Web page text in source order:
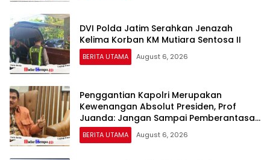
DVI Polda Jatim Serahkan Jenazah
Kelima Korban KM Mutiara Sentosa II
BERITA UTAMA August 6, 2026
Penggantian Kapolri Merupakan
Kewenangan Absolut Presiden, Prof
Juanda: Jangan Sampai Pemberantasan
Korupsi Justru Melemah
BERITA UTAMA August 6, 2026